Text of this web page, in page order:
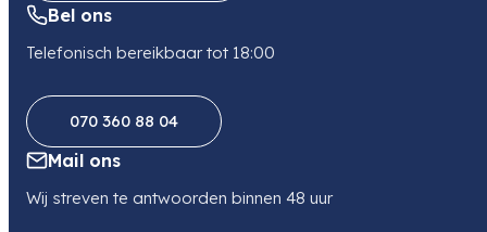
Bel ons
Telefonisch bereikbaar tot 18:00
070 360 88 04
Mail ons
Wij streven te antwoorden binnen 48 uur